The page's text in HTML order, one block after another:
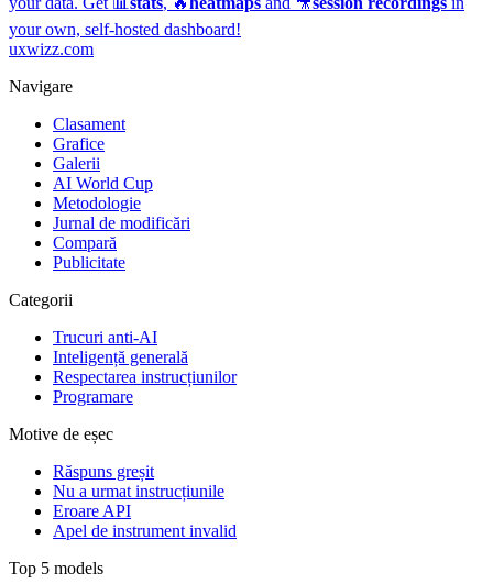
your own, self-hosted dashboard!
uxwizz.com
Navigare
Clasament
Grafice
Galerii
AI World Cup
Metodologie
Jurnal de modificări
Compară
Publicitate
Categorii
Trucuri anti-AI
Inteligență generală
Respectarea instrucțiunilor
Programare
Motive de eșec
Răspuns greșit
Nu a urmat instrucțiunile
Eroare API
Apel de instrument invalid
Top 5 models